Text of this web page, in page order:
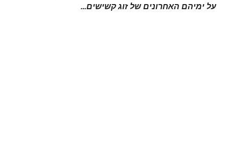
על ימיהם האחרונים של זוג קשישים…